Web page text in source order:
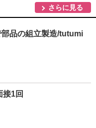
さらに見る
品の組立製造/tutumi
接1回